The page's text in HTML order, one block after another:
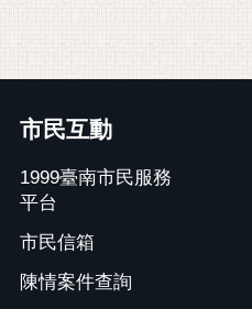
市民互動
1999臺南市民服務
平台
市民信箱
陳情案件查詢